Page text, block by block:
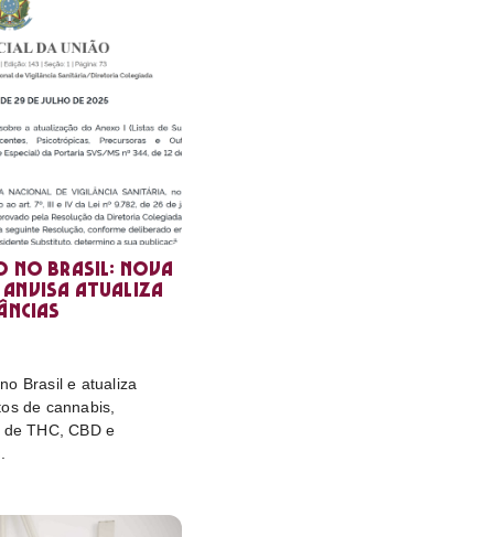
no Brasil: nova
atualiza
Brasil e atualiza
de cannabis,
THC, CBD e